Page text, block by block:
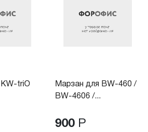
triO
Марзан для BW-460 /
BW-4606 /...
900 Р